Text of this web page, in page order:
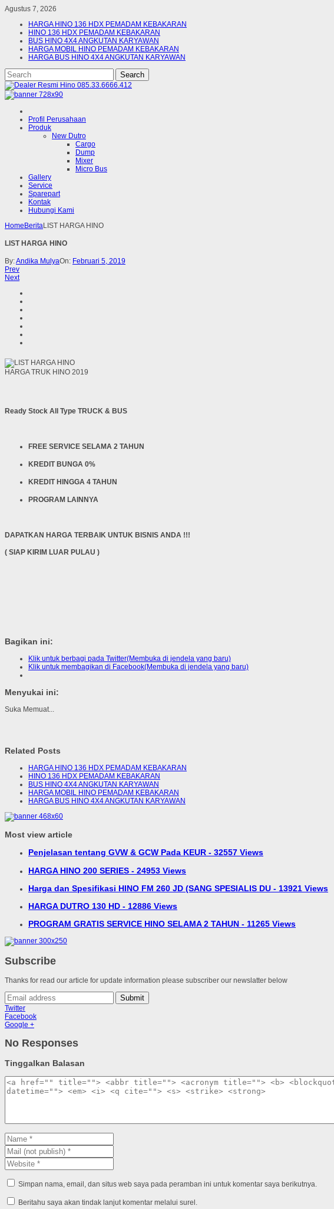
Agustus 7, 2026
HARGA HINO 136 HDX PEMADAM KEBAKARAN
HINO 136 HDX PEMADAM KEBAKARAN
BUS HINO 4X4 ANGKUTAN KARYAWAN
HARGA MOBIL HINO PEMADAM KEBAKARAN
HARGA BUS HINO 4X4 ANGKUTAN KARYAWAN
Profil Perusahaan
Produk
New Dutro
Cargo
Dump
Mixer
Micro Bus
Gallery
Service
Sparepart
Kontak
Hubungi Kami
Home BeritaLIST HARGA HINO
LIST HARGA HINO
By:Andika MulyaOn: Februari 5, 2019
Prev
Next
HARGA TRUK HINO 2019
Ready Stock All Type TRUCK & BUS
FREE SERVICE SELAMA 2 TAHUN
KREDIT BUNGA 0%
KREDIT HINGGA 4 TAHUN
PROGRAM LAINNYA
DAPATKAN HARGA TERBAIK UNTUK BISNIS ANDA !!!
( SIAP KIRIM LUAR PULAU )
Bagikan ini:
Klik untuk berbagi pada Twitter(Membuka di jendela yang baru)
Klik untuk membagikan di Facebook(Membuka di jendela yang baru)
Menyukai ini:
Suka Memuat...
Related Posts
HARGA HINO 136 HDX PEMADAM KEBAKARAN
HINO 136 HDX PEMADAM KEBAKARAN
BUS HINO 4X4 ANGKUTAN KARYAWAN
HARGA MOBIL HINO PEMADAM KEBAKARAN
HARGA BUS HINO 4X4 ANGKUTAN KARYAWAN
Most view article
Penjelasan tentang GVW & GCW Pada KEUR - 32557 Views
HARGA HINO 200 SERIES - 24953 Views
Harga dan Spesifikasi HINO FM 260 JD (SANG SPESIALIS DU - 13921 Views
HARGA DUTRO 130 HD - 12886 Views
PROGRAM GRATIS SERVICE HINO SELAMA 2 TAHUN - 11265 Views
Subscribe
Thanks for read our article for update information please subscriber our newslatter below
Submit
Twitter
Facebook
Google +
No Responses
Tinggalkan Balasan
Simpan nama, email, dan situs web saya pada peramban ini untuk komentar saya berikutnya.
Beritahu saya akan tindak lanjut komentar melalui surel.